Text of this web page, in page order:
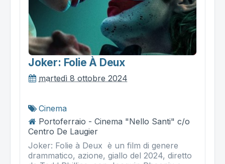
Joker: Folie À Deux
martedì 8 ottobre 2024
Cinema
Portoferraio - Cinema "Nello Santi" c/o
Centro De Laugier
Joker: Folie à Deux è un film di genere
drammatico, azione, giallo del 2024, diretto